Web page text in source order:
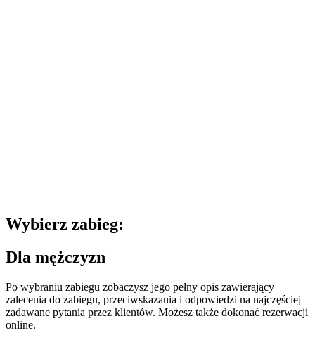
Wybierz zabieg:
Dla mężczyzn
Po wybraniu zabiegu zobaczysz jego pełny opis zawierający
zalecenia do zabiegu, przeciwskazania i odpowiedzi na najczęściej
zadawane pytania przez klientów. Możesz także dokonać rezerwacji
online.